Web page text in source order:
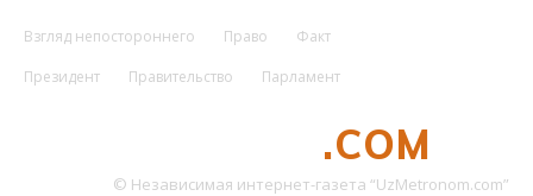
Взгляд непостороннего Право
Факт
Президент
Правительство Парламент
.COM
© Независимая интернет-газета “UzMetronom.com”